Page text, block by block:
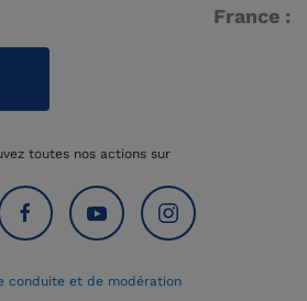
France :
toutes nos actions sur
conduite et de modération